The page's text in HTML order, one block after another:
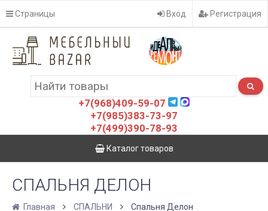
Страницы Вход Регистрация
+7(968)409-59-07
+7(985)383-73-97
+7(499)390-78-93
Каталог товаров
СПАЛЬНЯ ДЕЛОН
Главная СПАЛЬНИ Спальня Делон